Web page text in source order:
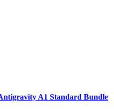
A1 Standard Bundle